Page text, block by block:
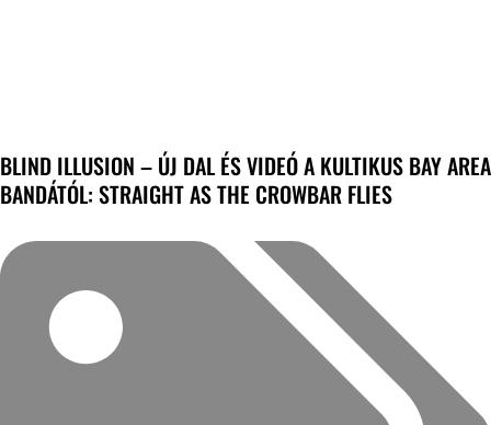
BLIND ILLUSION – ÚJ DAL ÉS VIDEÓ A KULTIKUS BAY AREA
BANDÁTÓL: STRAIGHT AS THE CROWBAR FLIES